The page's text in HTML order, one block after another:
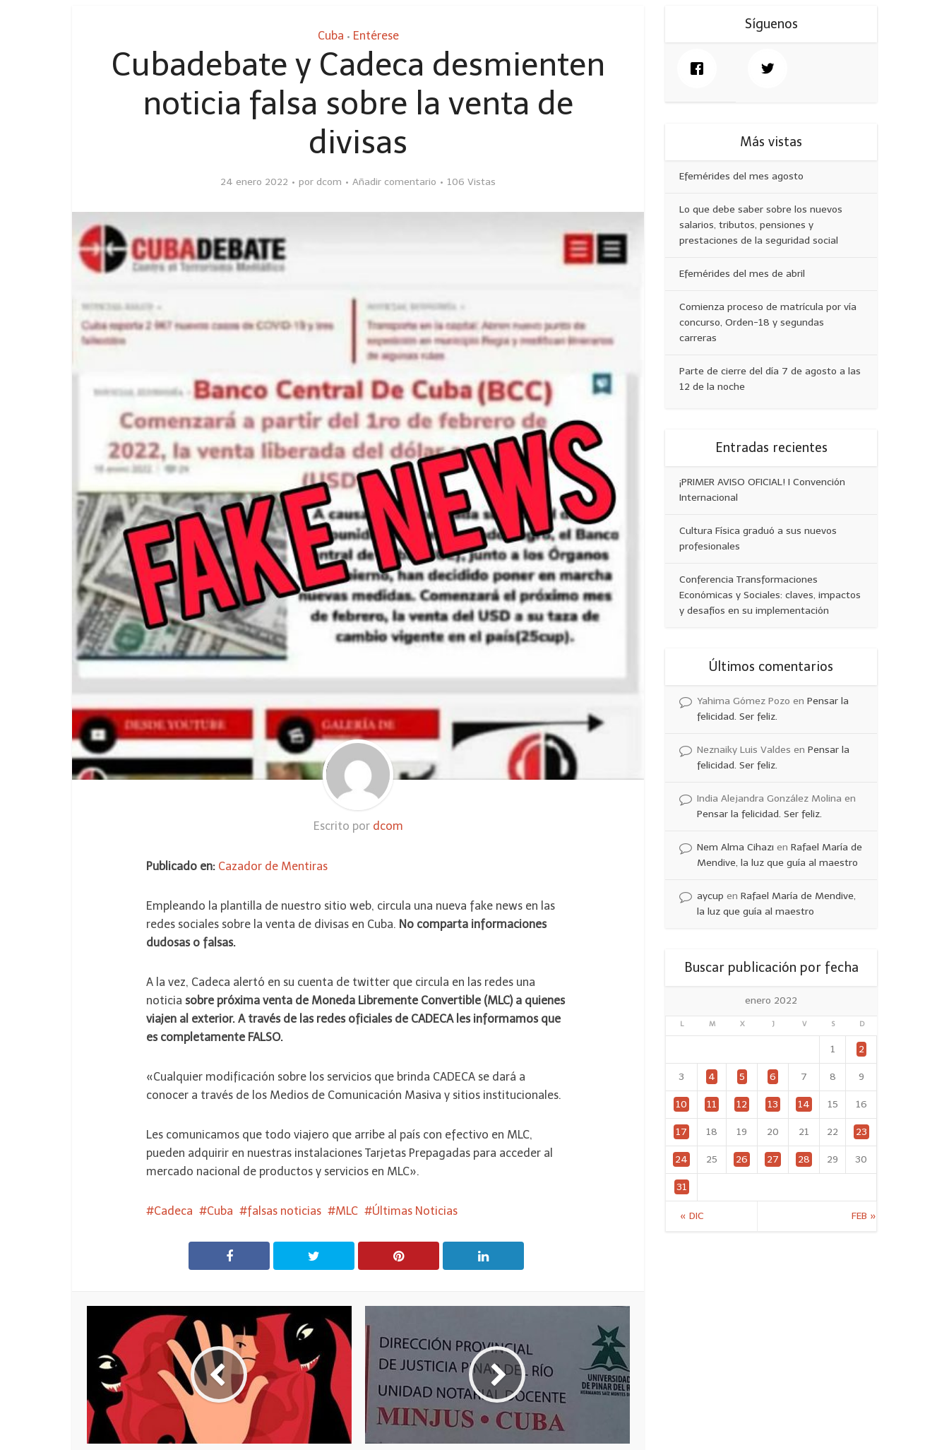
Cuba • Entérese
Cubadebate y Cadeca desmienten
noticia falsa sobre la venta de
divisas
24 enero 2022 por dcom Añadir comentario 106 Vistas
Escrito por dcom
Publicado en: Cazador de Mentiras
Empleando la plantilla de nuestro sitio web, circula una nueva fake news en las
redes sociales sobre la venta de divisas en Cuba. No comparta informaciones
dudosas o falsas.
A la vez, Cadeca alertó en su cuenta de twitter que circula en las redes una
noticia sobre próxima venta de Moneda Libremente Convertible (MLC) a quienes
viajen al exterior. A través de las redes oficiales de CADECA les informamos que
es completamente FALSO.
«Cualquier modificación sobre los servicios que brinda CADECA se dará a
conocer a través de los Medios de Comunicación Masiva y sitios institucionales.
Les comunicamos que todo viajero que arribe al país con efectivo en MLC,
pueden adquirir en nuestras instalaciones Tarjetas Prepagadas para acceder al
mercado nacional de productos y servicios en MLC».
Cadeca Cuba falsas noticias MLC Últimas Noticias
Síguenos
Más vistas
Efemérides del mes agosto
Lo que debe saber sobre los nuevos
salarios, tributos, pensiones y
prestaciones de la seguridad social
Efemérides del mes de abril
Comienza proceso de matrícula por vía
concurso, Orden-18 y segundas
carreras
Parte de cierre del día 7 de agosto a las
12 de la noche
Entradas recientes
¡PRIMER AVISO OFICIAL! I Convención
Internacional
Cultura Física graduó a sus nuevos
profesionales
Conferencia Transformaciones
Económicas y Sociales: claves, impactos
y desafíos en su implementación
Últimos comentarios
Yahima Gómez Pozo en Pensar la
felicidad. Ser feliz.
Neznaiky Luis Valdes en Pensar la
felicidad. Ser feliz.
India Alejandra González Molina en
Pensar la felicidad. Ser feliz.
Nem Alma Cihazı en Rafael María de
Mendive, la luz que guía al maestro
aycup en Rafael María de Mendive,
la luz que guía al maestro
Buscar publicación por fecha
enero 2022
L M X J V S D
« DIC FEB »
1 2
3 4 5 6 7 8 9
10 11 12 13 14 15 16
17 18 19 20 21 22 23
24 25 26 27 28 29 30
31